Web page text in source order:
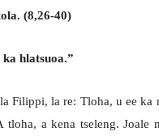
(8,26-40)
hlatsuoa.”
Filippi, la re: Tloha, u ee ka
tloha, a kena tseleng. Joale